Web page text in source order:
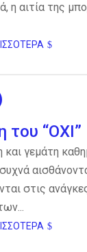
η αιτία της
του “ΟΧΙ”
και γεμάτη
στις